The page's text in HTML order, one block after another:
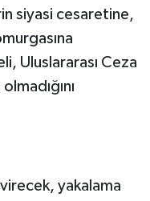
siyasi cesaretine,
Uluslararası Ceza
yakalama